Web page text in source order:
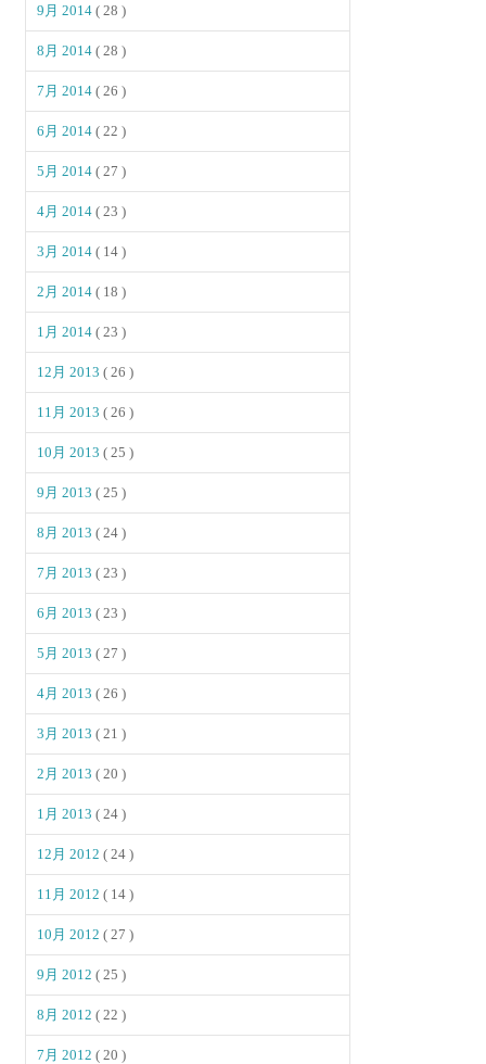
9月 2014( 28 )
8月 2014( 28 )
7月 2014( 26 )
6月 2014( 22 )
5月 2014( 27 )
4月 2014( 23 )
3月 2014( 14 )
2月 2014( 18 )
1月 2014( 23 )
12月 2013( 26 )
11月 2013( 26 )
10月 2013( 25 )
9月 2013( 25 )
8月 2013( 24 )
7月 2013( 23 )
6月 2013( 23 )
5月 2013( 27 )
4月 2013( 26 )
3月 2013( 21 )
2月 2013( 20 )
1月 2013( 24 )
12月 2012( 24 )
11月 2012( 14 )
10月 2012( 27 )
9月 2012( 25 )
8月 2012( 22 )
7月 2012( 20 )